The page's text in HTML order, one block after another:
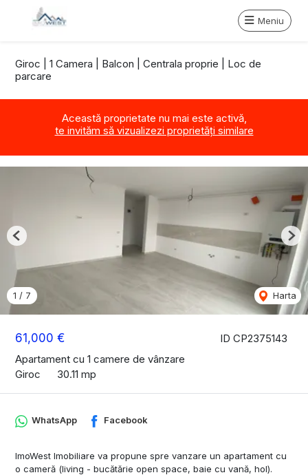
Meniu
Giroc | 1 Camera | Balcon | Centrala proprie | Loc de
parcare
Această proprietate nu mai este activă,
te invităm să vizualizezi proprietăți similare
ID CP2375143
61,000 €
Apartament cu 1 camere de vânzare
Giroc
30.11 mp
1 / 7 Harta
Previous
WhatsApp Facebook
ImoWest Imobiliare va propune spre vanzare un apartament cu
o cameră (living - bucătărie open space, baie cu vană, hol).